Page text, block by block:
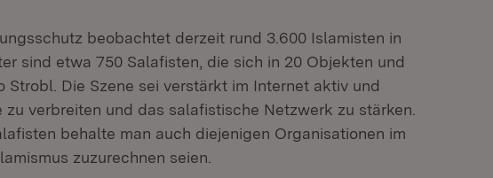
beobachtet derzeit rund 3.600 Islamisten in
sind etwa 750 Salafisten, die sich in 20 Objekten und
Strobl. Die Szene sei verstärkt im Internet aktiv und
verbreiten und das salafistische Netzwerk zu stärken.
behalte man auch diejenigen Organisationen im
zuzurechnen seien.